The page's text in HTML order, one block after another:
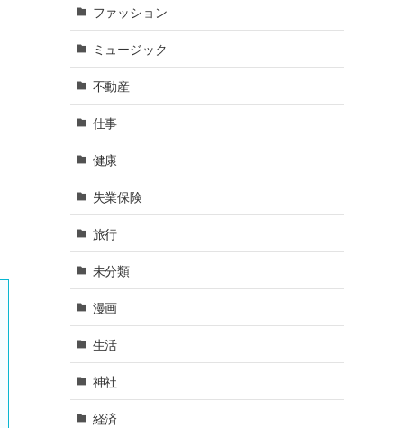
ファッション
ミュージック
不動産
仕事
健康
失業保険
旅行
未分類
漫画
生活
神社
経済